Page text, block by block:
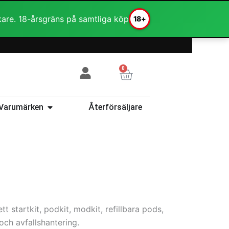
18-årsgräns på samtliga köp 18+
0
Varukorg
Öppna VarumärkenÅterförsäljare
startkit, podkit, modkit, refillbara pods,
avfallshantering.